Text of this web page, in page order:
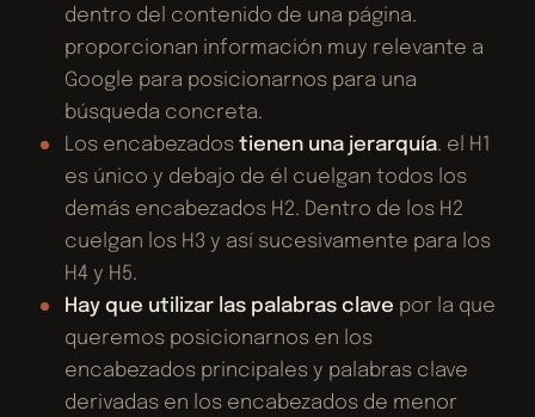
dentro del contenido de una página.
proporcionan información muy relevante a
Google para posicionarnos para una
búsqueda concreta.
Los encabezadostienen una jerarquía. el H1
es único y debajo de él cuelgan todos los
demás encabezados H2. Dentro de los H2
cuelgan los H3 y así sucesivamente para los
H4 y H5.
Hay que utilizar las palabras clave por la que
queremos posicionarnos en los
encabezados principales y palabras clave
derivadas en los encabezados de menor